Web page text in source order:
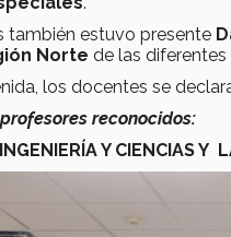
también estuvo presente
Norte de las diferentes
los docentes se
reconocidos:
Y CIENCIAS Y